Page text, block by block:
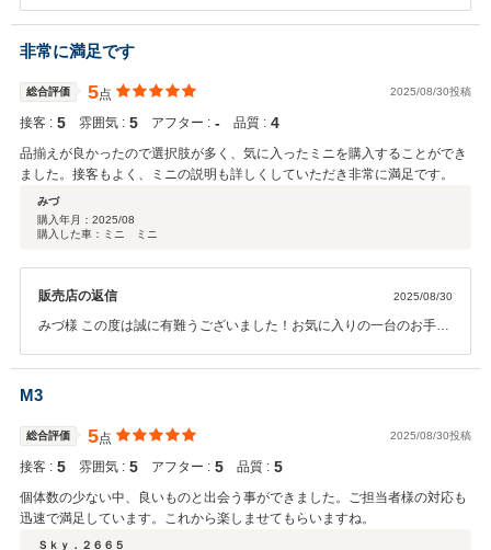
ゆうま様のカーライフをサポートさせて頂きますので 何かございまし
たらいつでもご連絡くださいませ。 今後とも宜しくお願い申し上げま
す。 担当 山本
非常に満足です
総合評価 5点 2025/08/30投稿
接客 : 5 雰囲気 : 5 アフター : ‐ 品質 : 4
品揃えが良かったので選択肢が多く、気に入ったミニを購入することができ
ました。接客もよく、ミニの説明も詳しくしていただき非常に満足です。
みづ
購入年月： 2025/08
購入した車：ミニ ミニ
販売店の返信 2025/08/30
みづ様 この度は誠に有難うございました！お気に入りの一台のお手伝
M3
総合評価 5点 2025/08/30投稿
接客 : 5 雰囲気 : 5 アフター : 5 品質 : 5
個体数の少ない中、良いものと出会う事ができました。ご担当者様の対応も
迅速で満足しています。これから楽しませてもらいますね。
Ｓｋｙ．２６６５